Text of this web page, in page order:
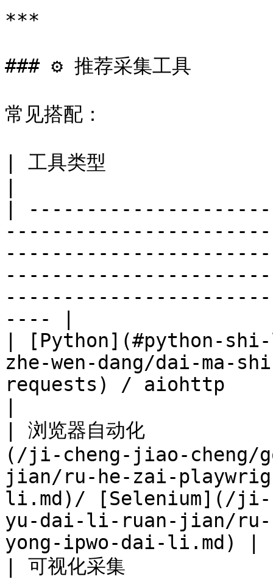
***
### ⚙️ 推荐采集工具
常见搭配：
| 工具类型
|
---- |
| [Python](#python-
zhe-wen-dang/dai-ma-
requests) / aiohttp
| 浏览器自动化
(/ji-cheng-jiao-cheng/
jian/ru-he-zai-
li.md)/ [Selenium](/ji-
yu-dai-li-ruan-jian/ru-
yong-ipwo-dai-li.md) |
| 可视化采集